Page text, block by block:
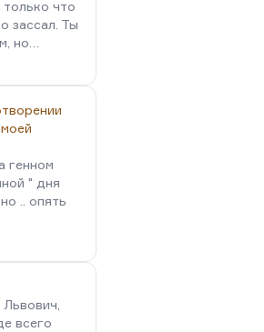
только что
зассал. Ты
но…
генном
" дня
.. опять
всего